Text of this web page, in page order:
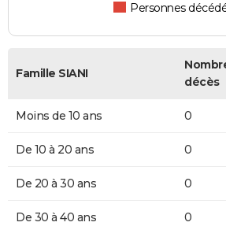
Personnes
Famille SIANI
décès
Moins de 10 ans 0
De 10 à 20 ans 0
De 20 à 30 ans 0
De 30 à 40 ans 0